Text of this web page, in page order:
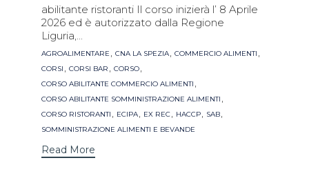
abilitante ristoranti Il corso inizierà l’ 8 Aprile
2026 ed è autorizzato dalla Regione
Liguria,...
Tags
AGROALIMENTARE , CNA LA SPEZIA, COMMERCIO ALIMENTI ,
CORSI , CORSI BAR , CORSO,
CORSO ABILITANTE COMMERCIO ALIMENTI ,
CORSO ABILITANTE SOMMINISTRAZIONE ALIMENTI ,
CORSO RISTORANTI , ECIPA, EX REC , HACCP, SAB,
SOMMINISTRAZIONE ALIMENTI E BEVANDE
Read More